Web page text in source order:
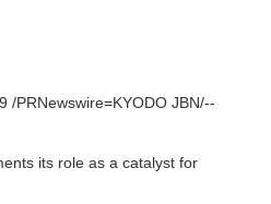
/PRNewswire=KYODO JBN/--
its role as a catalyst for